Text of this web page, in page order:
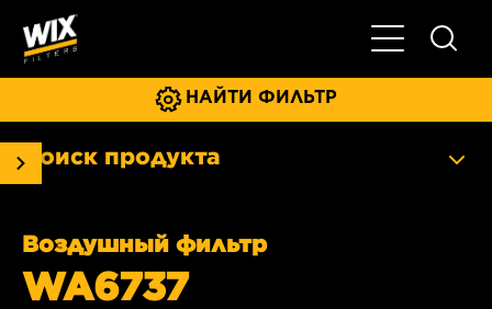
Главное
НАЙТИ ФИЛЬТР
Поиск продукта
Воздушный фильтр
WA6737